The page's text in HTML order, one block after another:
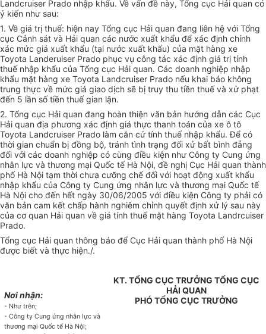
Landcruiser Prado nhập khẩu. Về vấn đề này, Tổng cục Hải quan có
ý kiến như sau:
1. Về giá trị thuế: hiện nay Tổng cục Hải quan đang liên hệ với Tổng
cục Cảnh sát và Hải quan các nước xuất khẩu để xác định chính
xác mức giá xuất khẩu (tại nước xuất khẩu) của mặt hàng xe
Toyota Landeruiser Prado phục vụ công tác xác định giá trị tính
thuế nhập khẩu của Tổng cục Hải quan. Các doanh nghiệp nhập
khẩu mặt hàng xe Toyota Landcruiser Prado nếu khai báo không
trung thực về mức giá giao dịch sẽ bị truy thu tiền thuế và xử phạt
đến 5 lần số tiền thuế gian lận.
2. Tổng cục Hải quan đang hoàn thiện văn bản hướng dẫn các Cục
Hải quan địa phương xác định giá thực thanh toán của xe ô tô
Toyota Landcruiser Prado làm căn cứ tính thuế nhập khẩu. Để có
thời gian chuẩn bị đồng bộ, tránh tình trạng đối xử bất bình đẳng
đối với các doanh nghiệp có cùng điều kiện như Công ty Cung ứng
nhân lực và thương mại Quốc tế Hà Nội, đề nghị Cục Hải quan thành
phố Hà Nội tạm thời chưa cưỡng chế đối với hoạt động xuất khẩu
nhập khẩu của Công ty Cung ứng nhân lực và thương mại Quốc tế
Hà Nội cho đến hết ngày 30/06/2005 với điều kiện Công ty phải có
văn bản cam kết chấp hành nghiêm chỉnh quyết định xử lý sau này
của cơ quan Hải quan về giá tính thuế mặt hàng Toyota Landrcuiser
Prado.
Tổng cục Hải quan thông báo để Cục Hải quan thành phố Hà Nội
được biết và thực hiện./.
Nơi nhận:
- Như trên;
- Công ty Cung ứng nhân lực và
thương mại Quốc tế Hà Nội;
KT. TỔNG CỤC TRƯỞNG TỔNG CỤC
HẢI QUAN
PHÓ TỔNG CỤC TRƯỞNG